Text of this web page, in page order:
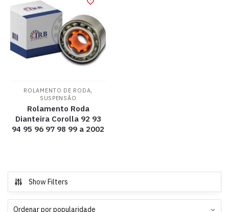
ROLAMENTO DE RODA,
SUSPENSÃO
Rolamento Roda
Dianteira Corolla 92 93
94 95 96 97 98 99 a 2002
Show Filters